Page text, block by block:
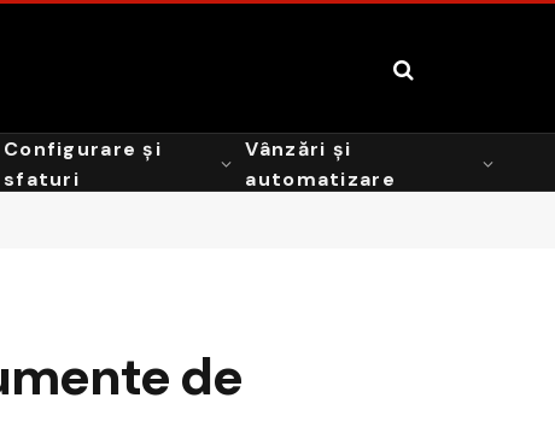
Configurare și
sfaturi
Vânzări și
automatizare
de